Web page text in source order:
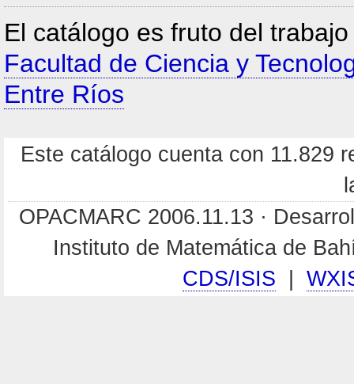
El catálogo es fruto del
Facultad de Ciencia y
Entre Ríos
Este catálogo cuenta con 11.829
OPACMARC 2006.11.13 ·
Instituto de Matemática de
CDS/ISIS